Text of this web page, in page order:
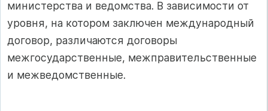
министерства и ведомства. В зависимости от
уровня, на котором заключен международный
договор, различаются договоры
межгосударственные, межправительственные
и межведомственные.